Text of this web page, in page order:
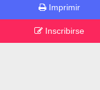
Imprimir
Inscribirse